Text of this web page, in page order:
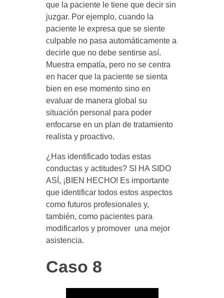
que la paciente le tiene que decir sin
juzgar. Por ejemplo, cuando la
paciente le expresa que se siente
culpable no pasa automáticamente a
decirle que no debe sentirse así.
Muestra empatía, pero no se centra
en hacer que la paciente se sienta
bien en ese momento sino en
evaluar de manera global su
situación personal para poder
enfocarse en un plan de tratamiento
realista y proactivo.
¿Has identificado todas estas
conductas y actitudes? SI HA SIDO
ASÍ, ¡BIEN HECHO! Es importante
que identificar todos estos aspectos
como futuros profesionales y,
también, como pacientes para
modificarlos y promover una mejor
asistencia.
Caso 8